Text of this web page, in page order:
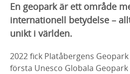
En geopark är ett område
internationell betydelse –
unikt i världen.
2022 fick Platåbergens
första Unesco Globala